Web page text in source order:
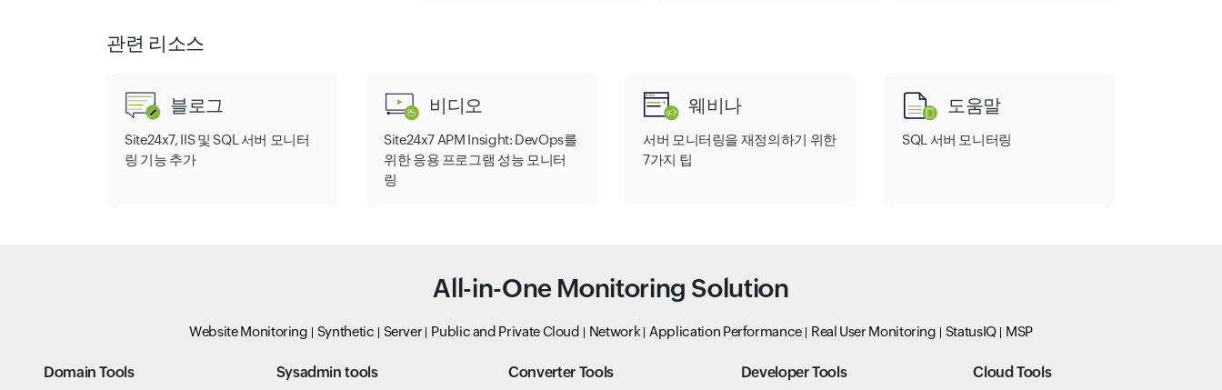
관련 리소스
블로그
Site24x7, IIS 및 SQL 서버 모니터
링 기능 추가
비디오
Site24x7 APM Insight: DevOps를
위한 응용 프로그램 성능 모니터
링
웨비나
서버 모니터링을 재정의하기 위한
7가지 팁
도움말
SQL 서버 모니터링
All-in-One Monitoring Solution
Website Monitoring Synthetic Server Public and Private Cloud Network Application Performance Real User Monitoring StatusIQ MSP
Domain Tools Sysadmin tools Converter Tools Developer Tools Cloud Tools